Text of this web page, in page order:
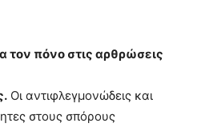
τον πόνο στις αρθρώσεις
Οι αντιφλεγμονώδεις και
στους σπόρους